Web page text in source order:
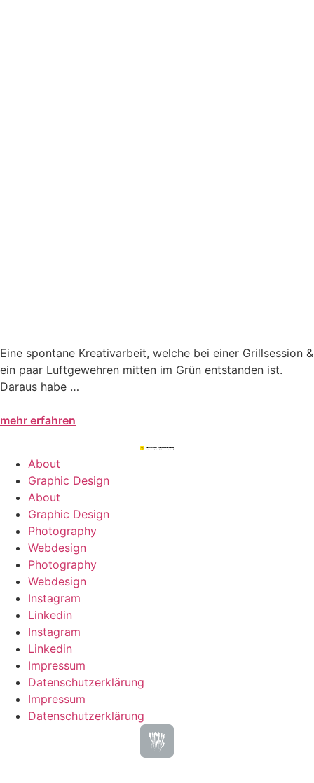
Eine spontane Kreativarbeit, welche bei einer Grillsession &
ein paar Luftgewehren mitten im Grün entstanden ist.
Daraus habe …
mehr erfahren
About
Graphic Design
About
Graphic Design
Photography
Webdesign
Photography
Webdesign
Instagram
Linkedin
Instagram
Linkedin
Impressum
Datenschutzerklärung
Impressum
Datenschutzerklärung